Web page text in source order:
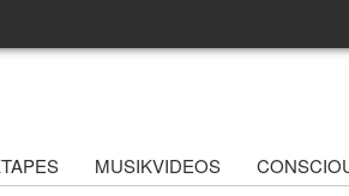
MUSIKVIDEOS